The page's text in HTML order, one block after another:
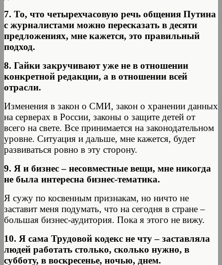
7. То, что четырехчасовую речь общения Путина
с журналистами можно пересказать в десяти
предложениях, мне кажется, это правильный
подход.
8. Гайки закручивают уже не в отношении
конкретной редакции, а в отношении всей
отрасли.
Изменения в закон о СМИ, закон о хранении данных
на серверах в России, законы о защите детей от
всего на свете. Все принимается на законодательном
уровне. Ситуация и дальше, мне кажется, будет
развиваться ровно в эту сторону.
9. Я и бизнес – несовместные вещи, мне никогда
не была интересна бизнес-тематика.
Я сужу по косвенным признакам, но ничто не
заставит меня подумать, что на сегодня в стране –
большая бизнес-аудитория. Пока я этого не вижу.
10. Я сама Трудовой кодекс не чту – заставляла
людей работать столько, сколько нужно, в
субботу, в воскресенье, ночью, днем.